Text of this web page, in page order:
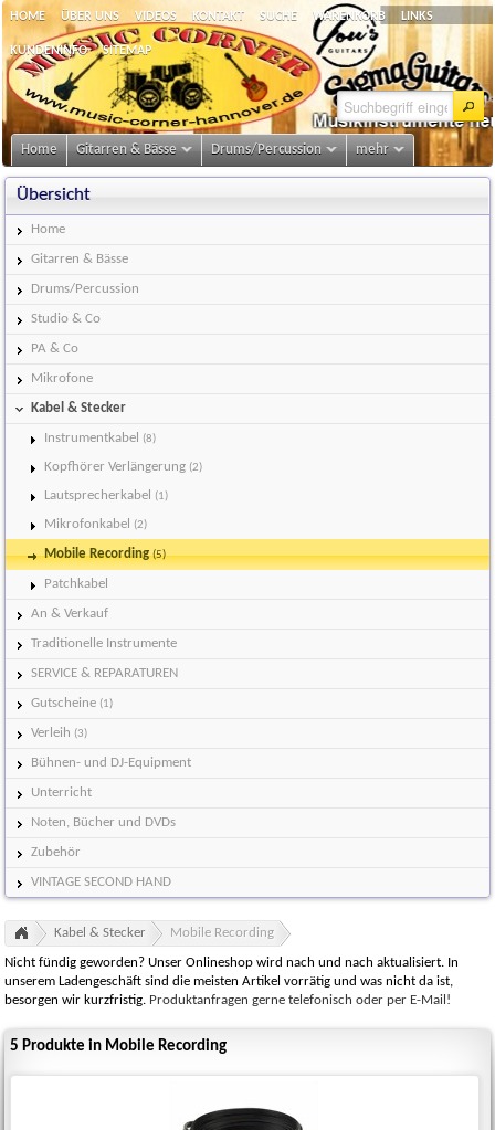
HOME ÜBER UNS VIDEOS KONTAKT SUCHE WARENKORB LINKS
KUNDENINFO SITEMAP
Home Gitarren & Bässe Drums/Percussion mehr
Übersicht
Home
Gitarren & Bässe
Drums/Percussion
Studio & Co
PA & Co
Mikrofone
Kabel & Stecker
Instrumentkabel (8)
Kopfhörer Verlängerung (2)
Lautsprecherkabel (1)
Mikrofonkabel (2)
Mobile Recording(5)
Patchkabel
An & Verkauf
Traditionelle Instrumente
SERVICE & REPARATUREN
Gutscheine (1)
Verleih (3)
Bühnen- und DJ-Equipment
Unterricht
Noten, Bücher und DVDs
Zubehör
VINTAGE SECOND HAND
Kabel & Stecker Mobile Recording
Nicht fündig geworden? Unser Onlineshop wird nach und nach aktualisiert. In
unserem Ladengeschäft sind die meisten Artikel vorrätig und was nicht da ist,
besorgen wir kurzfristig. Produktanfragen gerne telefonisch oder per E-Mail!
5 Produkte in Mobile Recording